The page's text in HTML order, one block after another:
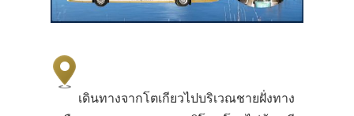
เดินทางจากโตเกียวไปบริเวณชายฝั่งทาง